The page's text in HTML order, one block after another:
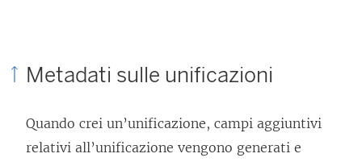
Metadati sulle unificazioni
Quando crei un’unificazione, campi aggiuntivi
relativi all’unificazione vengono generati e